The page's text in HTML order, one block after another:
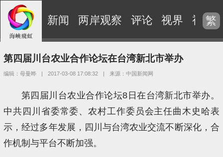
新闻 两岸观察 评论 视界 视频
繁
第四届川台农业合作论坛在台湾新北市举办
编辑：母曼晔 | 2017-03-08 17:08:32 | 来源：中国新闻网
第四届川台农业合作论坛8日在台湾新北市举办。
中共四川省委常委、农村工作委员会主任曲木史哈表
示，经过多年发展，四川与台湾农业交流不断深化，合
作机制与平台不断加强。